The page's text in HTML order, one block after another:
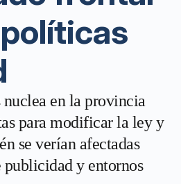
en la provincia
para modificar la ley y
se verían afectadas
publicidad y entornos